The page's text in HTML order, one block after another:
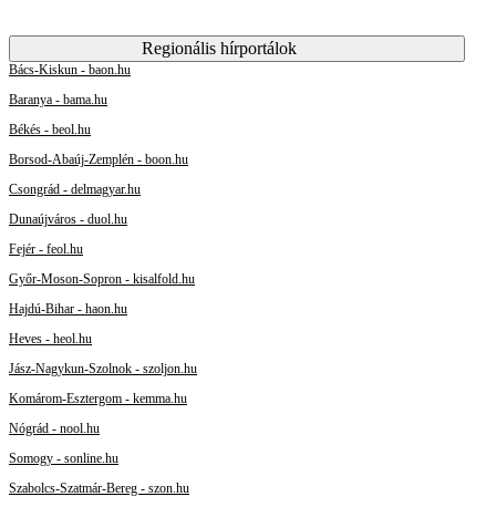
Regionális hírportálok
Bács-Kiskun - baon.hu
Baranya - bama.hu
Békés - beol.hu
Borsod-Abaúj-Zemplén - boon.hu
Csongrád - delmagyar.hu
Dunaújváros - duol.hu
Fejér - feol.hu
Győr-Moson-Sopron - kisalfold.hu
Hajdú-Bihar - haon.hu
Heves - heol.hu
Jász-Nagykun-Szolnok - szoljon.hu
Komárom-Esztergom - kemma.hu
Nógrád - nool.hu
Somogy - sonline.hu
Szabolcs-Szatmár-Bereg - szon.hu